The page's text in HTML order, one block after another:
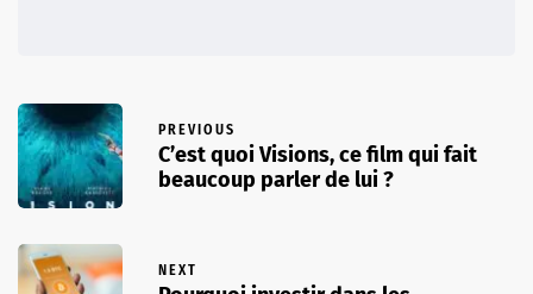
PREVIOUS
C’est quoi Visions, ce film qui fait
beaucoup parler de lui ?
NEXT